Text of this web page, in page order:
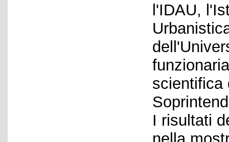
l'IDAU,
scientifica
I risultati